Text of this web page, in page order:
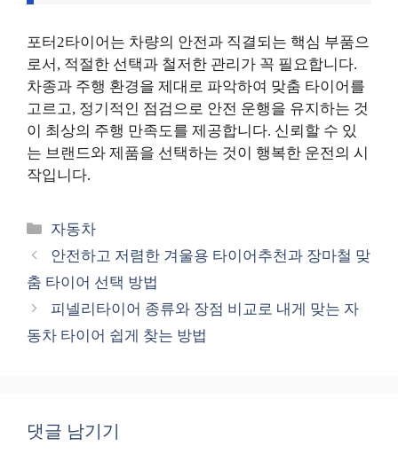
포터2타이어는 차량의 안전과 직결되는 핵심 부품으
로서, 적절한 선택과 철저한 관리가 꼭 필요합니다.
차종과 주행 환경을 제대로 파악하여 맞춤 타이어를
고르고, 정기적인 점검으로 안전 운행을 유지하는 것
이 최상의 주행 만족도를 제공합니다. 신뢰할 수 있
는 브랜드와 제품을 선택하는 것이 행복한 운전의 시
작입니다.
카
테
리
자동차
안전하고 저렴한 겨울용 타이어추천과 장마철 맞
춤 타이어 선택 방법
피넬리타이어 종류와 장점 비교로 내게 맞는 자
동차 타이어 쉽게 찾는 방법
댓글 남기기